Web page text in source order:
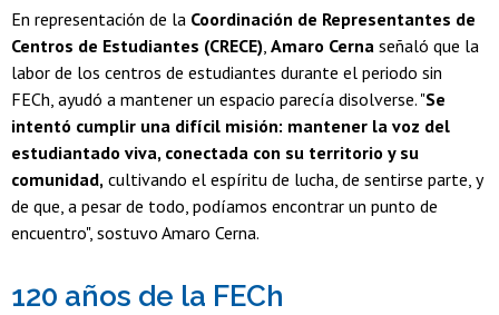
En representación de la Coordinación de Representantes de
Centros de Estudiantes (CRECE), Amaro Cerna señaló que la
labor de los centros de estudiantes durante el periodo sin
FECh, ayudó a mantener un espacio parecía disolverse. "Se
intentó cumplir una difícil misión: mantener la voz del
estudiantado viva, conectada con su territorio y su
comunidad, cultivando el espíritu de lucha, de sentirse parte, y
de que, a pesar de todo, podíamos encontrar un punto de
encuentro", sostuvo Amaro Cerna.
120 años de la FECh